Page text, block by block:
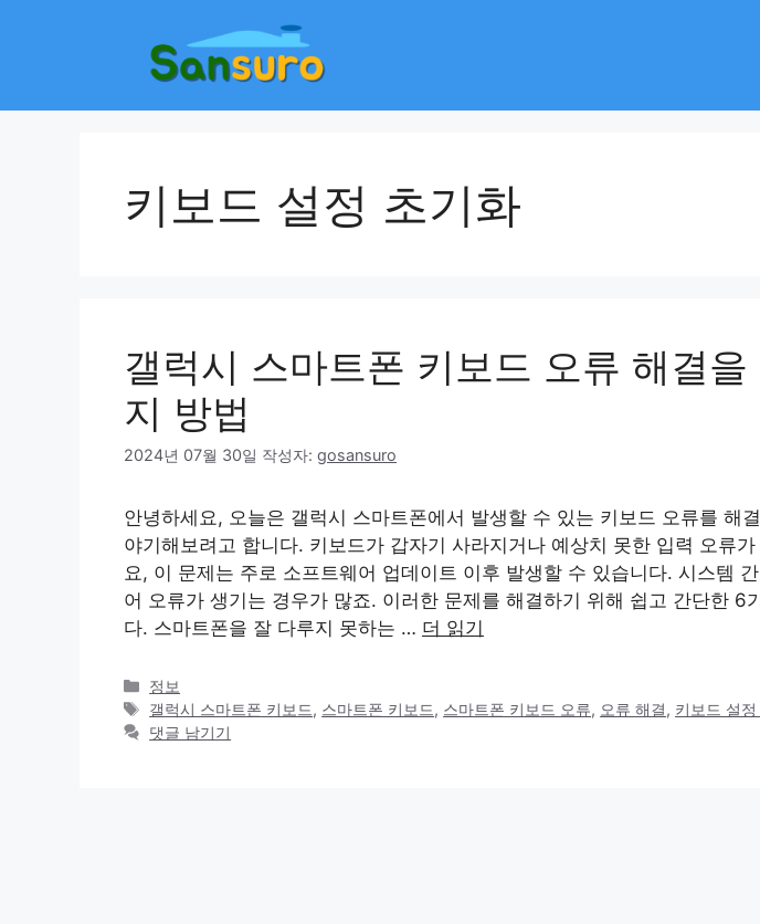
키보드 설정 초기화
갤럭시 스마트폰 키보드 오류 해결
지 방법
2024년 07월 30일 작성자: gosansuro
안녕하세요, 오늘은 갤럭시 스마트폰에서 발생할 수 있는 키보드 오류를 해
야기해보려고 합니다. 키보드가 갑자기 사라지거나 예상치 못한 입력 오류
요, 이 문제는 주로 소프트웨어 업데이트 이후 발생할 수 있습니다. 시스템
어 오류가 생기는 경우가 많죠. 이러한 문제를 해결하기 위해 쉽고 간단한 6
다. 스마트폰을 잘 다루지 못하는 … 더 읽기
카
테
고
정보
태
그
갤럭시 스마트폰 키보드, 스마트폰 키보드, 스마트폰 키보드 오류, 오류 해결, 키보드 설
댓글 남기기